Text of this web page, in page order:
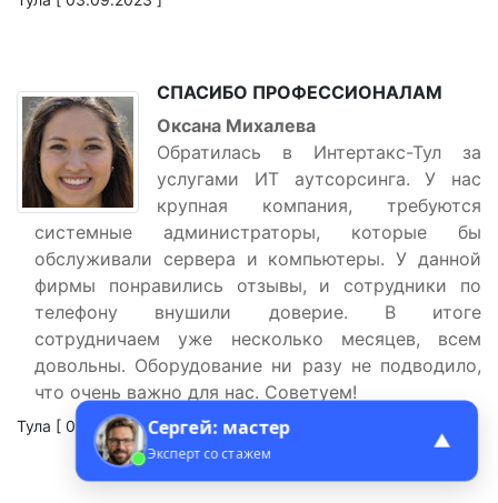
СПАСИБО ПРОФЕССИОНАЛАМ
Оксана Михалева
Обратилась в Интертакс-Тул за
услугами ИТ аутсорсинга. У нас
крупная компания, требуются
системные администраторы, которые бы
обслуживали сервера и компьютеры. У данной
фирмы понравились отзывы, и сотрудники по
телефону внушили доверие. В итоге
сотрудничаем уже несколько месяцев, всем
довольны. Оборудование ни разу не подводило,
что очень важно для нас. Советуем!
Тула [ 03.08.2023 ]Сергей: мастер
Эксперт со стажем ▲